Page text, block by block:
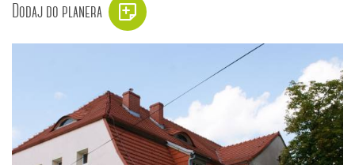
Dodaj do planera